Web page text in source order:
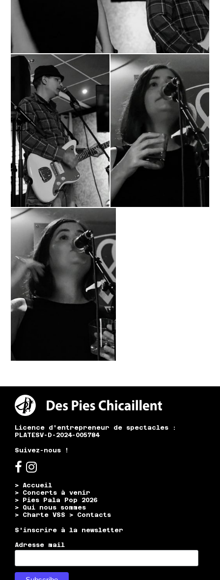
Licence d'entrepreneur de spectacles :
PLATESV-D-2024-005784
Suivez-nous !
> Accueil
> Concerts à venir
> Pies Pala Pop 2026
> Qui nous sommes
> Charte VSS
> Contacts
S'inscrire à la newsletter
Adresse mail